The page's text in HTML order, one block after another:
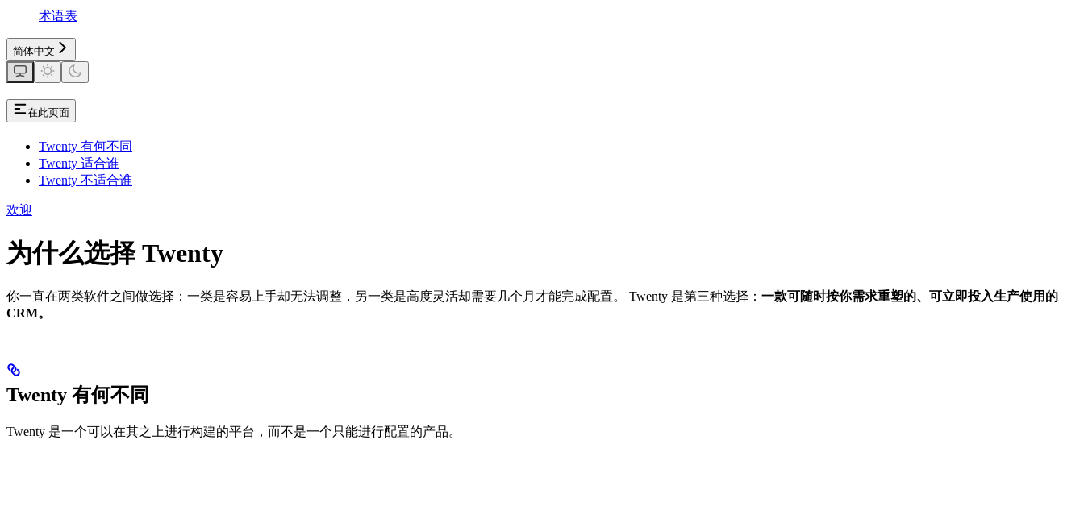
术语表
简体中文
在此页面
Twenty 有何不同
Twenty 适合谁
Twenty 不适合谁
欢迎
为什么选择 Twenty
你一直在两类软件之间做选择：一类是容易上手却无法调整，另一类是高度灵活却需要几个月才能完成配置。 Twenty 是第三种选择： 一款可随时按你需求重塑的、可立即投入生产使用的
CRM。
Twenty 有何不同
Twenty 是一个可以在其之上进行构建的平台，而不是一个只能进行配置的产品。